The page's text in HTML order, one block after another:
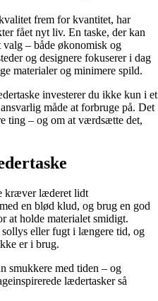
frem for kvantitet, har
fået nyt liv. En taske, der kan
– både økonomisk og
og designere fokuserer i dag
materialer og minimere spild.
investerer du ikke kun i et
måde at forbruge på. Det
ting – og om at værdsætte det,
kræver læderet lidt
en blød klud, og brug en god
at holde materialet smidigt.
eller fugt i længere tid, og
er i brug.
smukkere med tiden – og
lædertasker så